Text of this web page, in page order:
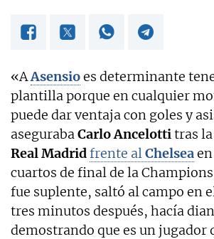
«AAsensioes determinante
plantilla porque en cualquier
puede dar ventaja con goles y
asegurabaCarlo Ancelottitras
Real Madridfrente alChelsea
cuartos de final de la
fue suplente, saltó al campo en
tres minutos después, hacía
demostrando que es un jugador